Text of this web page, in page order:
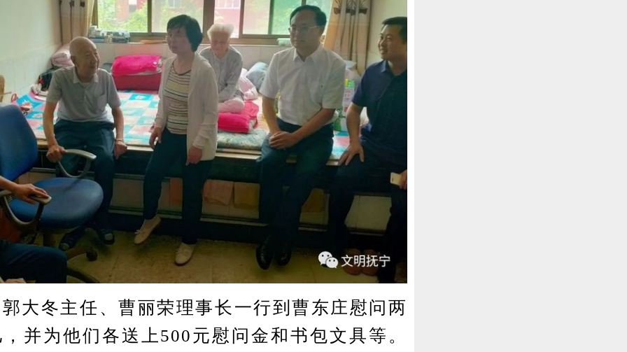
冬主任、曹丽荣理事长一行到曹东庄慰问两
并为他们各送上500元慰问金和书包文具等。